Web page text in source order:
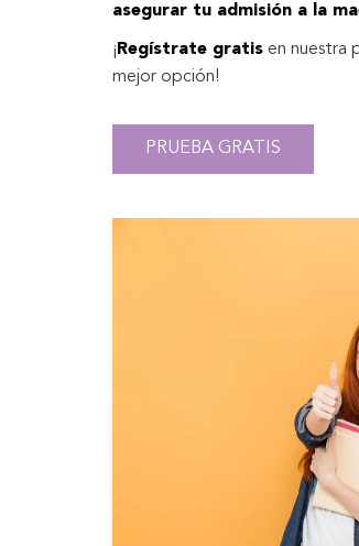
asegurar tu admisión a la
¡ Regístrate gratis en nuestra
mejor opción!
PRUEBA GRATIS